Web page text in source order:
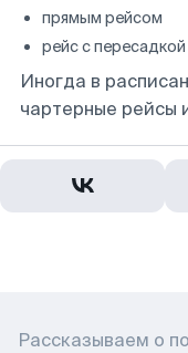
прямым рейсом
рейс с пересадкой
Иногда в
чартерные рейсы
Рассказываем о